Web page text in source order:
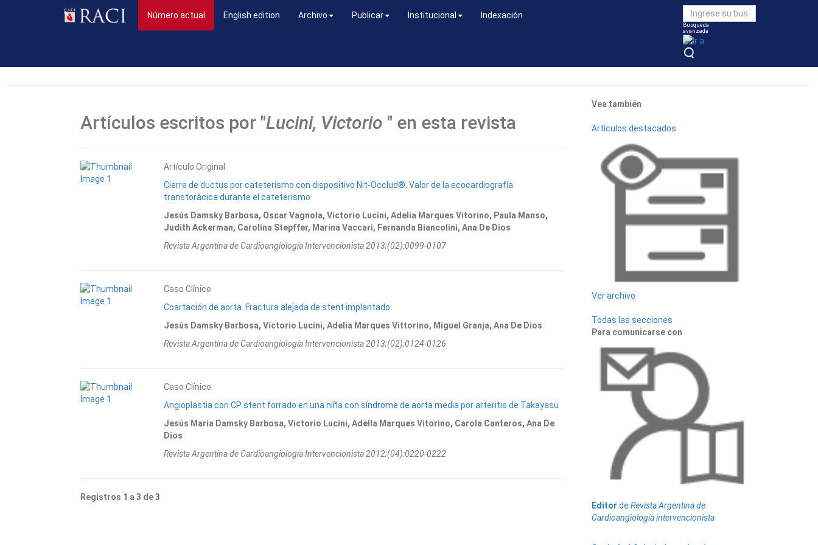
Número actual (current)English edition Archivo Publicar Institucional Indexación
Busqueda
avanzada
Artículos escritos por "Lucini, Victorio " en esta revista
Artículo Original
Cierre de ductus por cateterismo con dispositivo Nit-Occlud®. Valor de la ecocardiografía
transtorácica durante el cateterismo
Jesús Damsky Barbosa, Oscar Vagnola, Victorio Lucini, Adelia Marques Vitorino, Paula Manso,
Judith Ackerman, Carolina Stepffer, Marina Vaccari, Fernanda Biancolini, Ana De Dios
Revista Argentina de Cardioangiologí­a Intervencionista 2013;(02):0099-0107
Caso Clínico
Coartación de aorta. Fractura alejada de stent implantado
Jesús Damsky Barbosa, Victorio Lucini, Adelia Marques Vittorino, Miguel Granja, Ana De Dios
Revista Argentina de Cardioangiologí­a Intervencionista 2013;(02):0124-0126
Caso Clínico
Angioplastia con CP stent forrado en una niña con síndrome de aorta media por arteritis de Takayasu
Jesús María Damsky Barbosa, Victorio Lucini, Adella Marques Vitorino, Carola Canteros, Ana De
Dios
Revista Argentina de Cardioangiologí­a Intervencionista 2012;(04):0220-0222
Registros 1 a 3 de 3
Vea también
Artículos destacados
Ver archivo
Todas las secciones
Para comunicarse con
Editor de Revista Argentina de
Cardioangiología intervencionista